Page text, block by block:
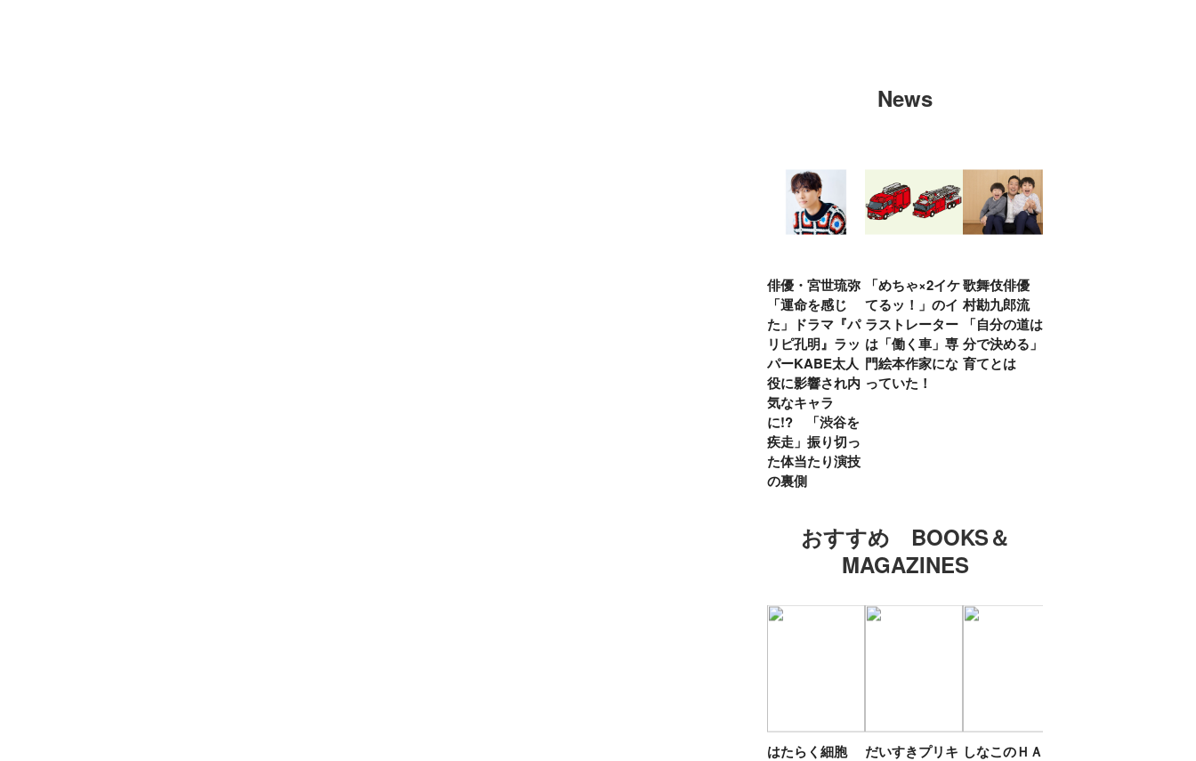
News
俳優・宮世琉弥
「運命を感じ
た」ドラマ『パ
リピ孔明』ラッ
パーKABE太人
役に影響され内
気なキャラ
に!? 「渋谷を
疾走」振り切っ
た体当たり演技
の裏側
「めちゃ×2イケ
てるッ！」のイ
ラストレーター
は「働く車」専
門絵本作家にな
っていた！
歌舞伎俳優 中
村勘九郎流
「自分の道は自
分で決める」子
育てとは
おすすめ BOOKS＆
MAGAZINES
はたらく細胞
だいすきプリキ しなこのＨＡＰ